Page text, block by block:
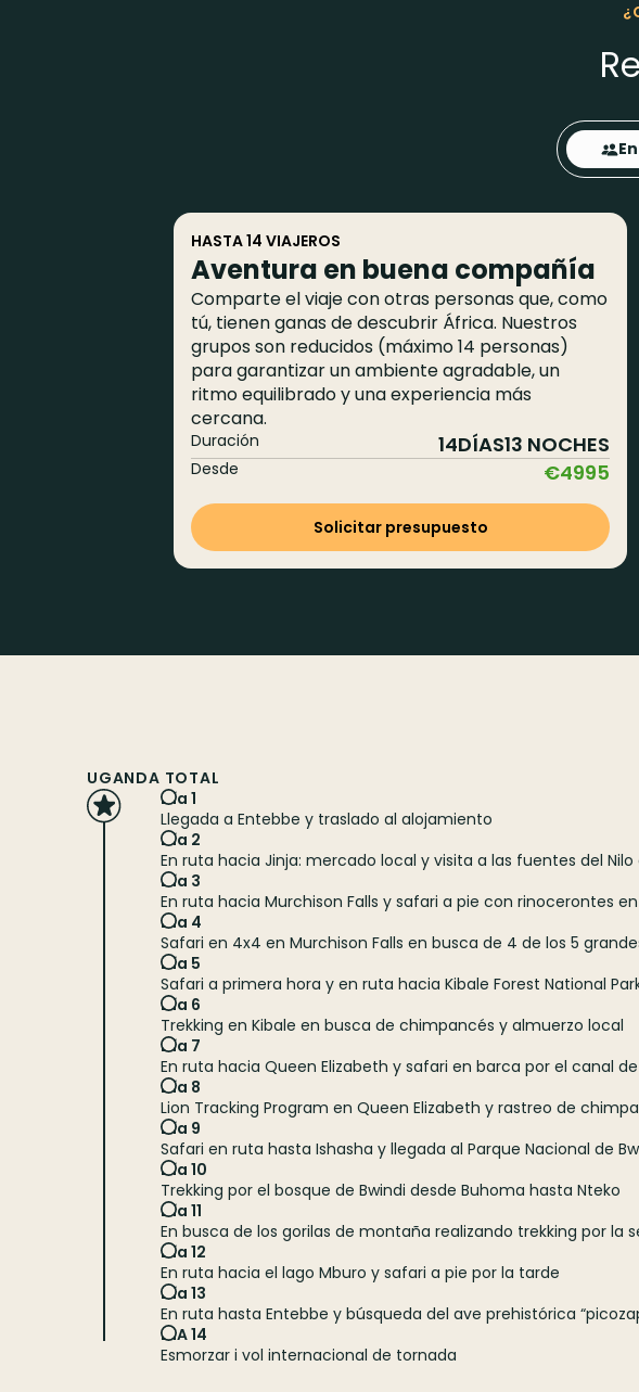
HASTA 14 VIAJEROS
Aventura en buena compañía
Comparte el viaje con otras personas que, como
tú, tienen ganas de descubrir África. Nuestros
grupos son reducidos (máximo 14 personas)
para garantizar un ambiente agradable, un
ritmo equilibrado y una experiencia más
cercana.
Duración 14DÍAS13 NOCHES
Desde €4995
Solicitar presupuesto
UGANDA TOTAL
Día 1
Llegada a Entebbe y traslado al alojamiento
Día 2
En ruta hacia Jinja: mercado local y visita a las fuentes del
Día 3
En ruta hacia Murchison Falls y safari a pie con rinocerontes
Dia 4
Safari en 4x4 en Murchison Falls en busca de 4 de los 5
Día 5
Safari a primera hora y en ruta hacia Kibale Forest National
Día 6
Trekking en Kibale en busca de chimpancés y almuerzo local
Día 7
En ruta hacia Queen Elizabeth y safari en barca por el canal
Día 8
Lion Tracking Program en Queen Elizabeth y rastreo de
Día 9
Safari en ruta hasta Ishasha y llegada al Parque Nacional de
Día 10
Trekking por el bosque de Bwindi desde Buhoma hasta Nteko
Día 11
En busca de los gorilas de montaña realizando trekking por la
Día 12
En ruta hacia el lago Mburo y safari a pie por la tarde
Día 13
En ruta hasta Entebbe y búsqueda del ave prehistórica
DIA 14
Esmorzar i vol internacional de tornada